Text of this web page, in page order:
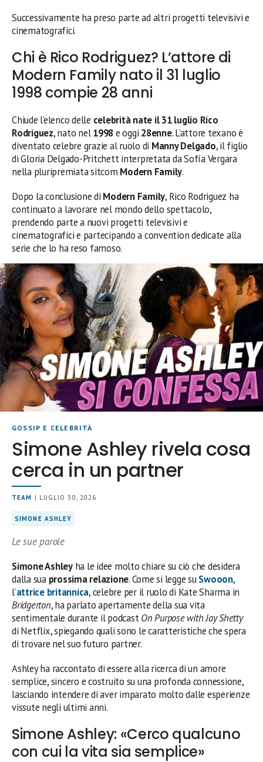
Successivamente ha preso parte ad altri progetti televisivi e
cinematografici.
Chi è Rico Rodriguez? L’attore di
Modern Family nato il 31 luglio
1998 compie 28 anni
Chiude l’elenco delle celebrità nate il 31 luglio Rico
Rodriguez, nato nel1998e oggi 28enne. L’attore texano è
diventato celebre grazie al ruolo di Manny Delgado, il figlio
di Gloria Delgado-Pritchett interpretata da Sofía Vergara
nella pluripremiata sitcom Modern Family.
Dopo la conclusione di Modern Family, Rico Rodriguez ha
continuato a lavorare nel mondo dello spettacolo,
prendendo parte a nuovi progetti televisivi e
cinematografici e partecipando a convention dedicate alla
serie che lo ha reso famoso.
GOSSIP E CELEBRITÀ
Simone Ashley rivela cosa
cerca in un partner
TEAM | LUGLIO 30, 2026
SIMONE ASHLEY
Le sue parole
Simone Ashleyha le idee molto chiare su ciò che desidera
dalla sua prossima relazione. Come si legge suSwooon,
l’attrice britannica, celebre per il ruolo di Kate Sharma in
Bridgerton, ha parlato apertamente della sua vita
sentimentale durante il podcastOn Purpose with Jay Shetty
di Netflix, spiegando quali sono le caratteristiche che spera
di trovare nel suo futuro partner.
Ashley ha raccontato di essere alla ricerca di un amore
semplice, sincero e costruito su una profonda connessione,
lasciando intendere di aver imparato molto dalle esperienze
vissute negli ultimi anni.
Simone Ashley: «Cerco qualcuno
con cui la vita sia semplice»